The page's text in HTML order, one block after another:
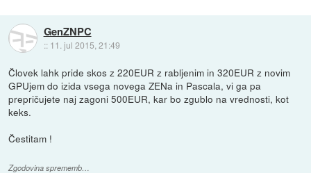
GenZNPC
:: 11. jul 2015, 21:49
Človek lahk pride skos z 220EUR z rabljenim in 320EUR z novim
GPUjem do izida vsega novega ZENa in Pascala, vi ga pa
prepričujete naj zagoni 500EUR, kar bo zgublo na vrednosti, kot
keks.
Čestitam !
Zgodovina sprememb…